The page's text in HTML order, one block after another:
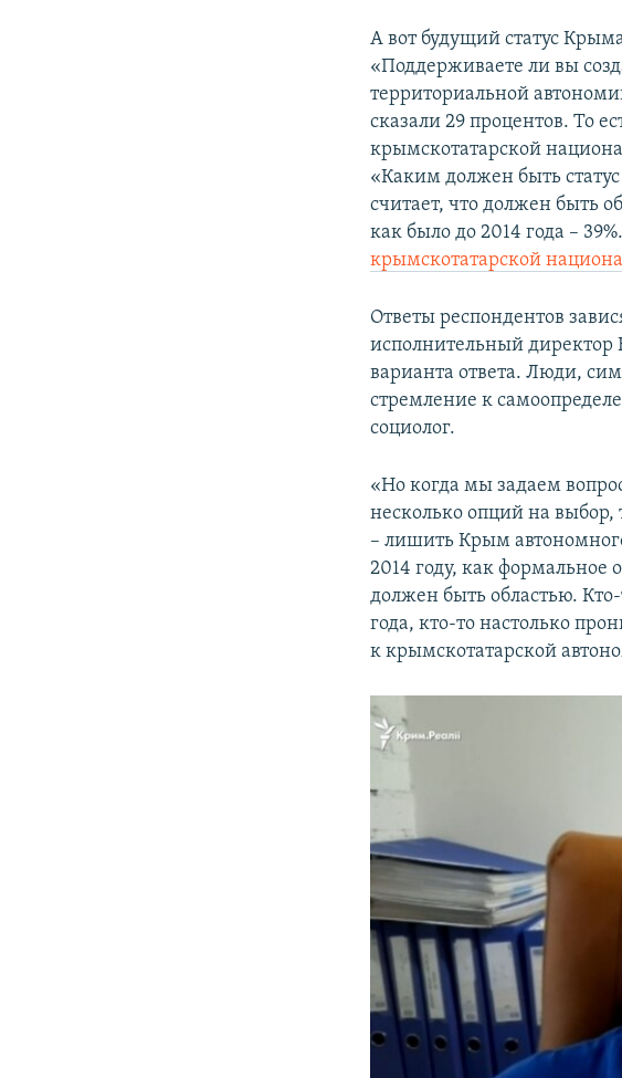
А вот будущий статус
«Поддерживаете ли вы
территориальной
сказали 29 процентов. То
крымскотатарской
«Каким должен быть
считает, что должен быть
как было до 2014 года –
крымскотатарской
Ответы респондентов
исполнительный
варианта ответа. Люди,
стремление к
социолог.
«Но когда мы задаем
несколько опций на
– лишить Крым
2014 году, как формальное
должен быть областью. Кто-
года, кто-то настолько
к крымскотатарской